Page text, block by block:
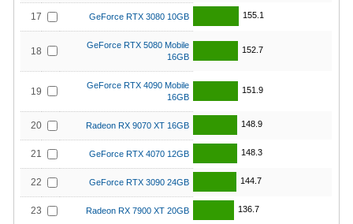
17 GeForce RTX 3080 10GB 155.1
18
GeForce RTX 5080 Mobile
16GB
152.7
19
GeForce RTX 4090 Mobile
16GB
151.9
20 Radeon RX 9070 XT 16GB 148.9
21 GeForce RTX 4070 12GB 148.3
22 GeForce RTX 3090 24GB 144.7
23 Radeon RX 7900 XT 20GB 136.7